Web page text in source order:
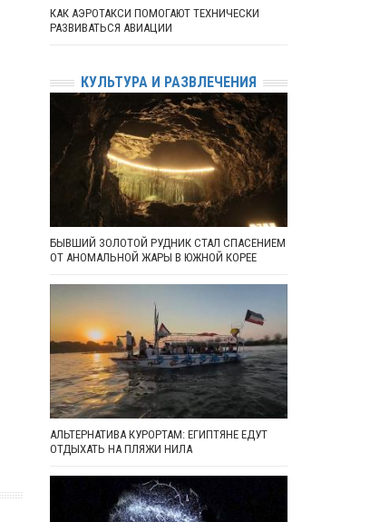
КАК АЭРОТАКСИ ПОМОГАЮТ ТЕХНИЧЕСКИ
РАЗВИВАТЬСЯ АВИАЦИИ
КУЛЬТУРА И РАЗВЛЕЧЕНИЯ
БЫВШИЙ ЗОЛОТОЙ РУДНИК СТАЛ СПАСЕНИЕМ
ОТ АНОМАЛЬНОЙ ЖАРЫ В ЮЖНОЙ КОРЕЕ
АЛЬТЕРНАТИВА КУРОРТАМ: ЕГИПТЯНЕ ЕДУТ
ОТДЫХАТЬ НА ПЛЯЖИ НИЛА